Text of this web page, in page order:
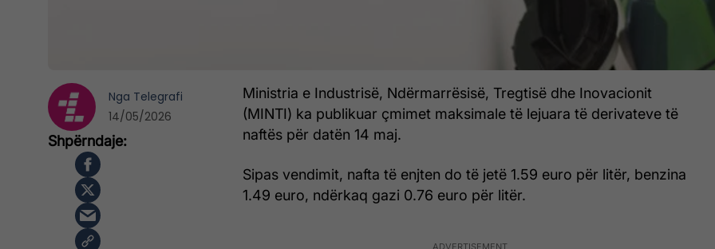
Ministria e Industrisë, Ndërmarrësisë, Tregtisë dhe Inovacionit
(MINTI) ka publikuar çmimet maksimale të lejuara të derivateve të
naftës për datën 14 maj.
Sipas vendimit, nafta të enjten do të jetë 1.59 euro për litër, benzina
1.49 euro, ndërkaq gazi 0.76 euro për litër.
Nga Telegrafi
14/05/2026